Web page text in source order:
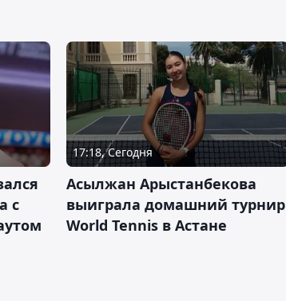
с
17:18, Сегодня
Асылжан Арыстанбекова
выиграла домашний турнир
World Tennis в Астане